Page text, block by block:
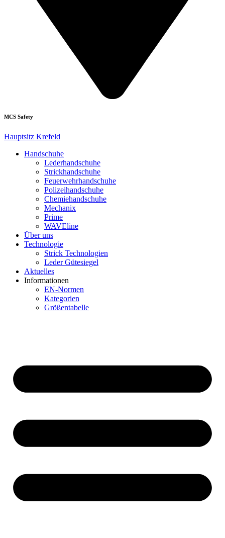
MCS Safety
Hauptsitz Krefeld
Handschuhe
Lederhandschuhe
Strickhandschuhe
Feuerwehrhandschuhe
Polizeihandschuhe
Chemiehandschuhe
Mechanix
Prime
WAVEline
Über uns
Technologie
Strick Technologien
Leder Gütesiegel
Aktuelles
Informationen
EN-Normen
Kategorien
Größentabelle